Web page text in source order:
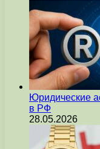
Юридические
в РФ
28.05.2026